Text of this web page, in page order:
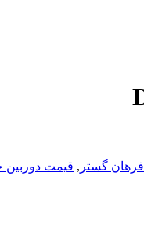
فرهان گستر , قیمت دوربین